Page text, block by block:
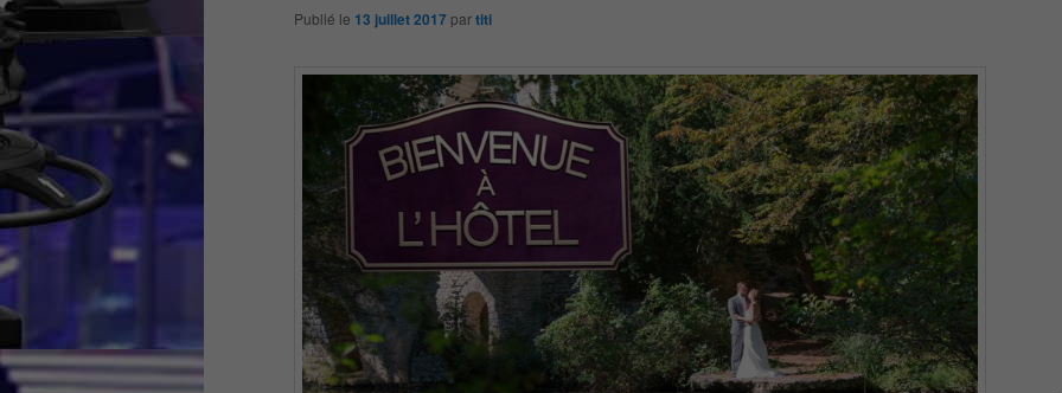
Publié le 13 juillet 2017 partiti